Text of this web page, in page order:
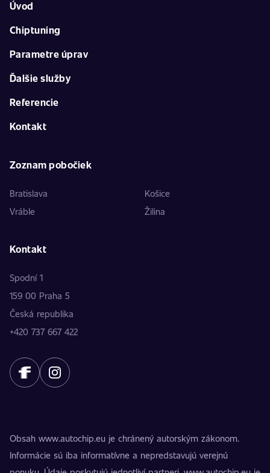
Úvod
Chiptuning
Parametre úprav
Ďalšie služby
Referencie
Kontakt
Zoznam pobočiek
Bratislava
Košice
Vráble
Žilina
Kontakt
Spodní 1
159 00 Praha 5
Česká republika
+420 737 667 422
Obsah www.autochip.eu je chránený autorským zákonom.
Informácie sú iba informatívne a nepredstavujú verejnú